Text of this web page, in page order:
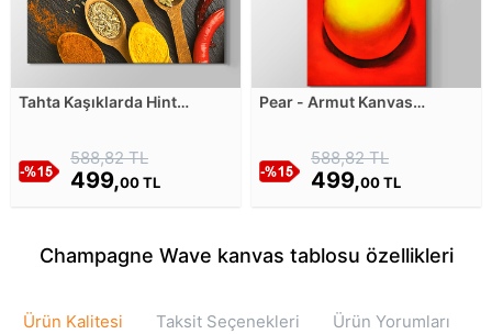
Tahta Kaşıklarda Hint
588,82 TL
499,00 TL
Pear - Armut Kanvas
588,82 TL
499,00 TL
Champagne Wave kanvas tablosu özellikleri
Ürün Kalitesi Taksit Seçenekleri Ürün Yorumları